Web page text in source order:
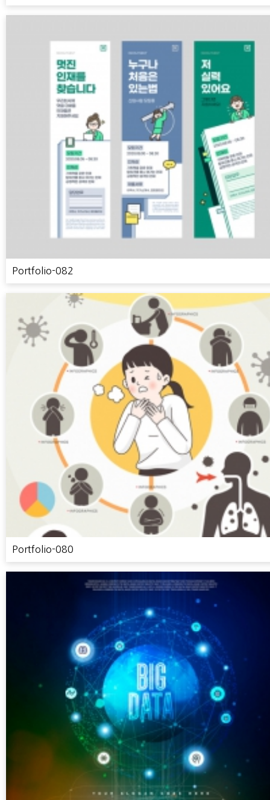
Portfolio-082
Portfolio-080